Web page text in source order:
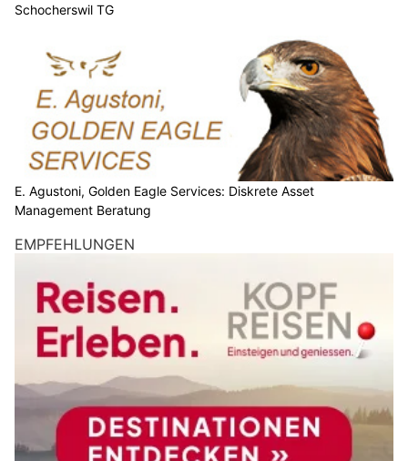
Schocherswil TG
E. Agustoni, Golden Eagle Services: Diskrete Asset
Management Beratung
EMPFEHLUNGEN